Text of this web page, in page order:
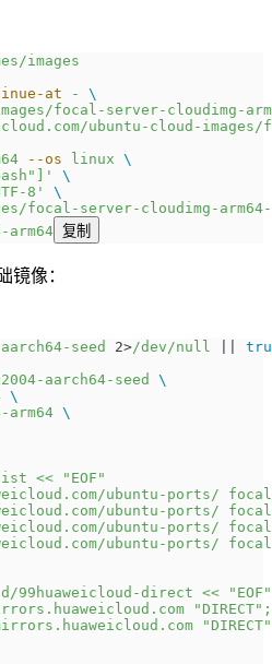
images
at -
\
focal-server-cloudimg-
ubuntu-cloud-
--os linux \
\
8'
\
focal-server-cloudimg-
arm64
复制
镜像：
seed 2>/dev/null
aarch64-seed
\
\
arm64
\
<< "EOF"
ubuntu-ports/
ubuntu-ports/
ubuntu-ports/
ubuntu-ports/
direct << "EOF"
"DIRECT";